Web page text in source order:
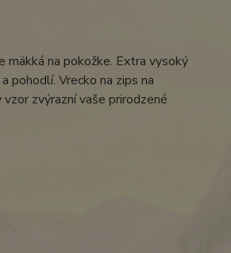
mäkká na pokožke. Extra vysoký
pohodlí. Vrecko na zips na
zvýrazní vaše prirodzené